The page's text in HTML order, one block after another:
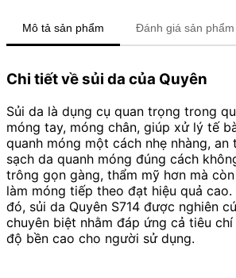
Mô tả sản phẩm Đánh giá sản phẩm
Chi tiết về sủi da của Quyên
Sủi da là dụng cụ quan trọng trong
móng tay, móng chân, giúp xử lý tế
quanh móng một cách nhẹ nhàng, an
sạch da quanh móng đúng cách
trông gọn gàng, thẩm mỹ hơn mà
làm móng tiếp theo đạt hiệu quả cao.
đó, sủi da Quyên S714 được nghiên
chuyên biệt nhằm đáp ứng cả tiêu
độ bền cao cho người sử dụng.